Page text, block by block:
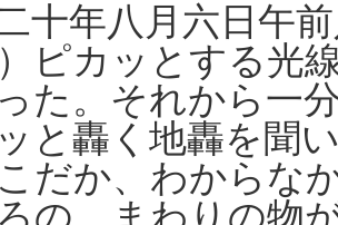
十年八月六日午
ピカッとする光
た。それから一
と轟く地轟を聞
だか、わからな
の、まわりの物